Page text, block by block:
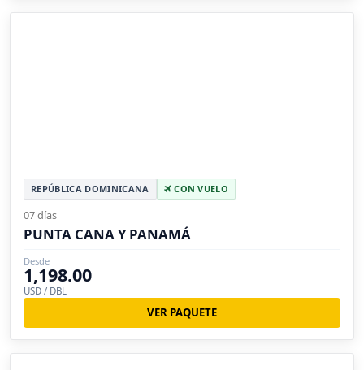
REPÚBLICA DOMINICANA CON VUELO
07 días
PUNTA CANA Y PANAMÁ
Desde
1,198.00
USD / DBL
VER PAQUETE